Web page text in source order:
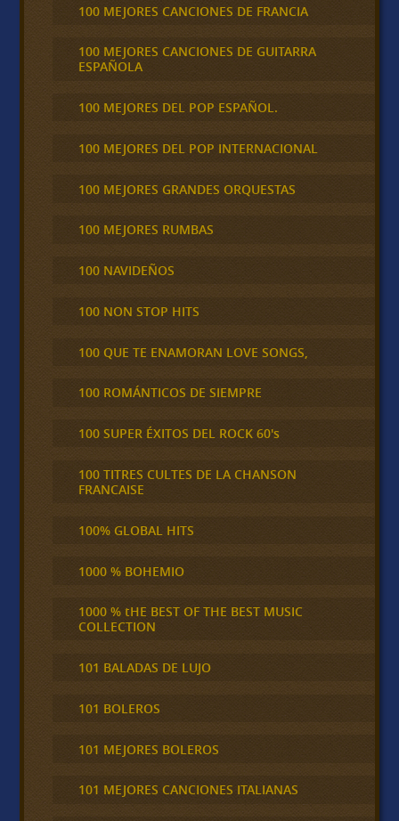
100 MEJORES CANCIONES DE FRANCIA
100 MEJORES CANCIONES DE GUITARRA
ESPAÑOLA
100 MEJORES DEL POP ESPAÑOL.
100 MEJORES DEL POP INTERNACIONAL
100 MEJORES GRANDES ORQUESTAS
100 MEJORES RUMBAS
100 NAVIDEÑOS
100 NON STOP HITS
100 QUE TE ENAMORAN LOVE SONGS,
100 ROMÁNTICOS DE SIEMPRE
100 SUPER ÉXITOS DEL ROCK 60's
100 TITRES CULTES DE LA CHANSON
FRANCAISE
100% GLOBAL HITS
1000 % BOHEMIO
1000 % tHE BEST OF THE BEST MUSIC
COLLECTION
101 BALADAS DE LUJO
101 BOLEROS
101 MEJORES BOLEROS
101 MEJORES CANCIONES ITALIANAS